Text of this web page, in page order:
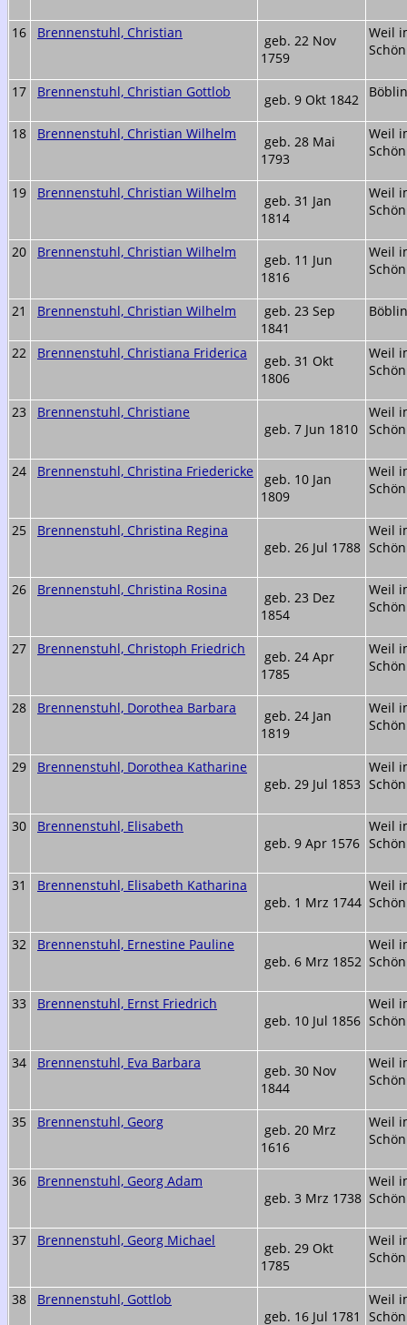
16 Brennenstuhl, Christian
geb. 22 Nov
1759
Weil
17 Brennenstuhl, Christian Gottlob geb. 9 Okt 1842
18 Brennenstuhl, Christian Wilhelm
geb. 28 Mai
1793
Weil
19 Brennenstuhl, Christian Wilhelm
geb. 31 Jan
1814
Weil
20 Brennenstuhl, Christian Wilhelm
geb. 11 Jun
1816
Weil
21 Brennenstuhl, Christian Wilhelm
geb. 23 Sep
1841
22 Brennenstuhl, Christiana Friderica
geb. 31 Okt
1806
Weil
23
Brennenstuhl, Christiane
geb. 7 Jun 1810
Weil
24 Brennenstuhl, Christina Friedericke
geb. 10 Jan
1809
Weil
25
Brennenstuhl, Christina Regina
geb. 26 Jul 1788
Weil
26 Brennenstuhl, Christina Rosina
geb. 23 Dez
1854
Weil
27 Brennenstuhl, Christoph Friedrich
geb. 24 Apr
1785
Weil
28 Brennenstuhl, Dorothea Barbara
geb. 24 Jan
1819
Weil
29
Brennenstuhl, Dorothea Katharine
geb. 29 Jul 1853
Weil
30
Brennenstuhl, Elisabeth
geb. 9 Apr 1576
Weil
31
Brennenstuhl, Elisabeth Katharina
geb. 1 Mrz 1744
Weil
32
Brennenstuhl, Ernestine Pauline
geb. 6 Mrz 1852
Weil
33
Brennenstuhl, Ernst Friedrich
geb. 10 Jul 1856
Weil
34 Brennenstuhl, Eva Barbara
geb. 30 Nov
1844
Weil
35 Brennenstuhl, Georg
geb. 20 Mrz
1616
Weil
36
Brennenstuhl, Georg Adam
geb. 3 Mrz 1738
Weil
37 Brennenstuhl, Georg Michael
geb. 29 Okt
1785
Weil
38
Brennenstuhl, Gottlob
geb. 16 Jul 1781
Weil